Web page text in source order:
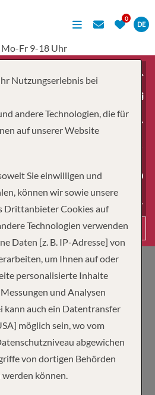
DE
Mo-Fr 9-18 Uhr
Suchen
TX
Nutzungserlebnis bei
andere Technologien, die für
auf unserer Website
Sie einwilligen und
können wir sowie unsere
Drittanbieter Cookies auf
Technologien verwenden
Daten [z. B. IP-Adresse] von
um Ihnen auf oder
personalisierte Inhalte
und Analysen
kann auch ein Datentransfer
möglich sein, wo vom
abgewichen
von dortigen Behörden
werden können.